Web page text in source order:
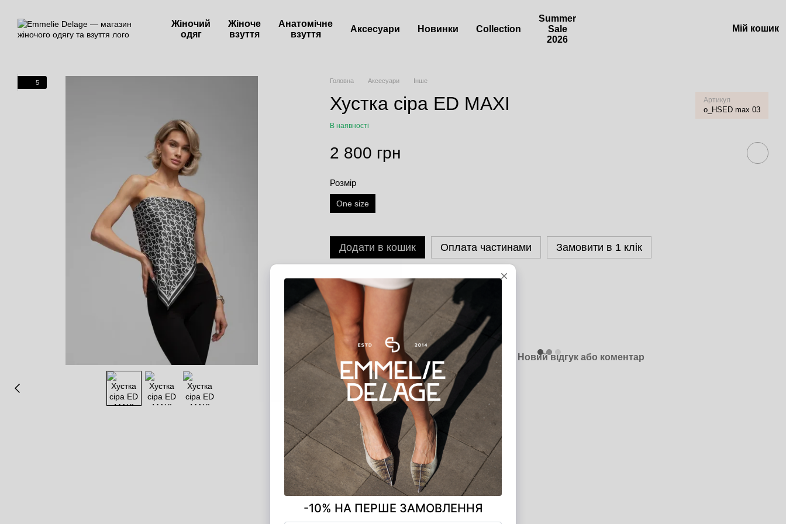
Жіночий
одяг
Жіноче
взуття
Анатомічне
взуття
Аксесуари Новинки Сollection
Summer
Sale
2026
Мій кошик
5 Головна Аксесуари Інше
Хустка сіра ED MAXI Артикул
o_HSED max 03
В наявності
2 800 грн
Розмір
One size
Додати в кошик Оплата частинами Замовити в 1 клік
MONO ЧАСТИНАМИ
5 платежів по 560.00 грн
Опис Доставка Оплата Гарантія Новий відгук або коментар